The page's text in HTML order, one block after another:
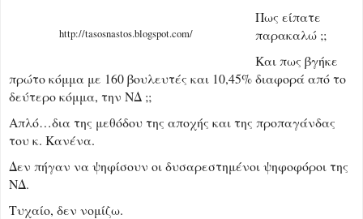
http://tasosnastos.blogspot.com/
Πως είπατε
παρακαλώ ;;
Και πως βγήκε
πρώτο κόμμα με 160 βουλευτές και 10,45% διαφορά από το
δεύτερο κόμμα, την ΝΔ ;;
Απλό…δια της μεθόδου της αποχής και της προπαγάνδας
του κ. Κανένα.
Δεν πήγαν να ψηφίσουν οι δυσαρεστημένοι ψηφοφόροι της
ΝΔ.
Τυχαίο, δεν νομίζω.